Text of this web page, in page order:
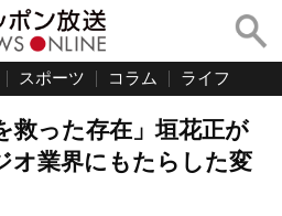
スポーツ コラム ライフ
救った存在」垣花正が
オ業界にもたらした変